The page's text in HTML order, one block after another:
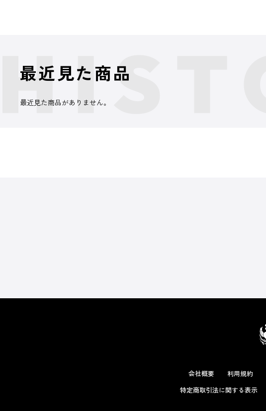
最近見た商品
最近見た商品がありません。
会社概要 利用規約
特定商取引法に関する表示